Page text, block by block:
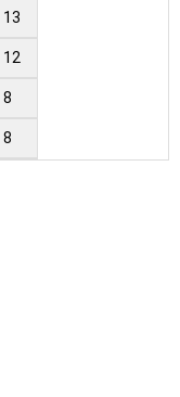
13
12
8
8